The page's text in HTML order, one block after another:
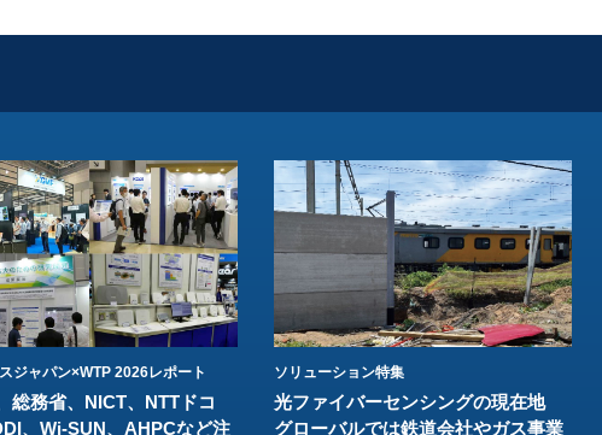
ジャパン×WTP 2026レポート
総務省、NICT、NTTドコ
、Wi-SUN、AHPCなど注
ソリューション特集
光ファイバーセンシングの現在地
グローバルでは鉄道会社やガス事業